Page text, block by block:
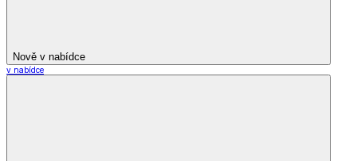
Nově v nabídce
v nabídce